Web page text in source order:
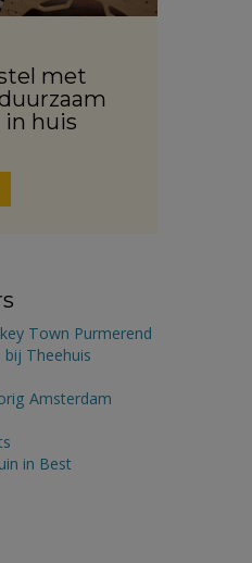
met
in huis
Town Purmerend
bij Theehuis
Amsterdam
in Best